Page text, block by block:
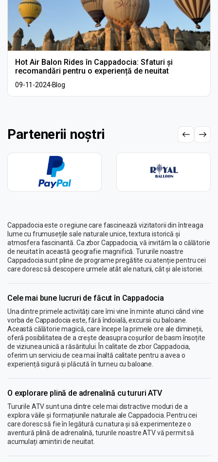
Hot Air Balon Rides în Cappadocia: Sfaturi și
recomandări pentru o experiență de neuitat
09-11-2024Blog
Partenerii noștri
Cappadocia este o regiune care fascinează vizitatorii din întreaga
lume cu frumusețile sale naturale unice, textura istorică și
atmosfera fascinantă. Ca zbor Cappadocia, vă invităm la o călătorie
de neuitat în această geografie magnifică. Tururile noastre
Cappadocia sunt pline de programe pregătite cu atenție pentru cei
care doresc să descopere urmele atât ale naturii, cât și ale istoriei.
Cele mai bune lucruri de făcut în Cappadocia
Una dintre primele activități care îmi vine în minte atunci când vine
vorba de Cappadocia este, fără îndoială, excursii cu baloane.
Această călătorie magică, care începe la primele ore ale dimineții,
oferă posibilitatea de a crește deasupra coșurilor de basm însoțite
de viziunea unică a răsăritului. În calitate de zbor Cappadocia,
oferim un serviciu de cea mai înaltă calitate pentru a avea o
experiență sigură și plăcută în turneu cu baloane.
O explorare plină de adrenalină cu tururi ATV
Tururile ATV sunt una dintre cele mai distractive moduri de a
explora văile și formațiunile naturale ale Cappadocia. Pentru cei
care doresc să fie în legătură cu natura și să experimenteze o
aventură plină de adrenalină, tururile noastre ATV vă permit să
acumulați amintiri de neuitat.